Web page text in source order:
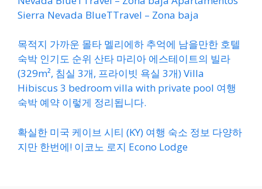
Sierra Nevada BlueTTravel – Zona baja
목적지 가까운 몰타 멜리에하 추억에 남을만한 호텔
숙박 인기도 순위 산타 마리아 에스테이트의 빌라
(329m², 침실 3개, 프라이빗 욕실 3개) Villa
Hibiscus 3 bedroom villa with private pool 여행
숙박 예약 이렇게 정리됩니다.
확실한 미국 케이브 시티 (KY) 여행 숙소 정보 다양하
지만 한번에! 이코노 로지 Econo Lodge